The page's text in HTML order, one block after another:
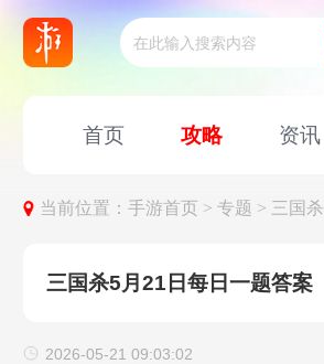
首页 攻略 资讯
当前位置：手游首页 >专题 > 三国杀
三国杀5月21日每日一题答案
2026-05-21 09:03:02